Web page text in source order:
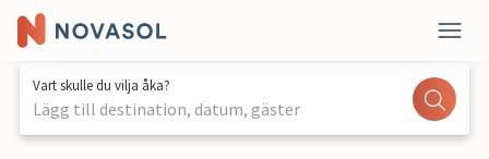
Vart skulle du vilja åka?
Lägg till destination, datum, gäster
1 / 23